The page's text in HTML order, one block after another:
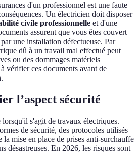
d'un professionnel est une faute
Un électricien doit disposer
civile professionnelle et d'une
assurent que vous êtes couvert
une installation défectueuse. Par
dû à un travail mal effectué peut
ou des dommages matériels
vérifier ces documents avant de
l’aspect sécurité
s'agit de travaux électriques.
de sécurité, des protocoles utilisés
mise en place de prises anti-surchauffe
désastreuses. En 2026, les risques sont